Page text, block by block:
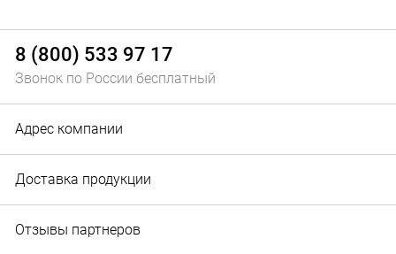
8 (800) 533 97 17
Звонок по России бесплатный
Адрес компании
Доставка продукции
Отзывы партнеров